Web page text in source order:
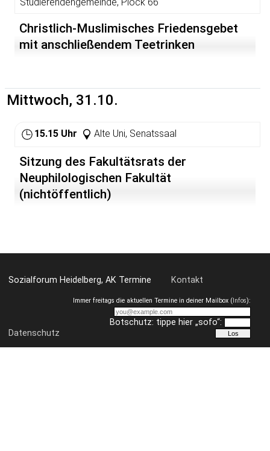
Studierendengemeinde, Plöck 66
Christlich-Muslimisches Friedensgebet
mit anschließendem Teetrinken
Mittwoch, 31.10.
15.15 Uhr Alte Uni, Senatssaal
Sitzung des Fakultätsrats der
Neuphilologischen Fakultät
(nichtöffentlich)
Sozialforum Heidelberg, AK Termine Kontakt
Datenschutz
Immer freitags die aktuellen Termine in deiner Mailbox (Infos):
Botschutz: tippe hier „sofo“: